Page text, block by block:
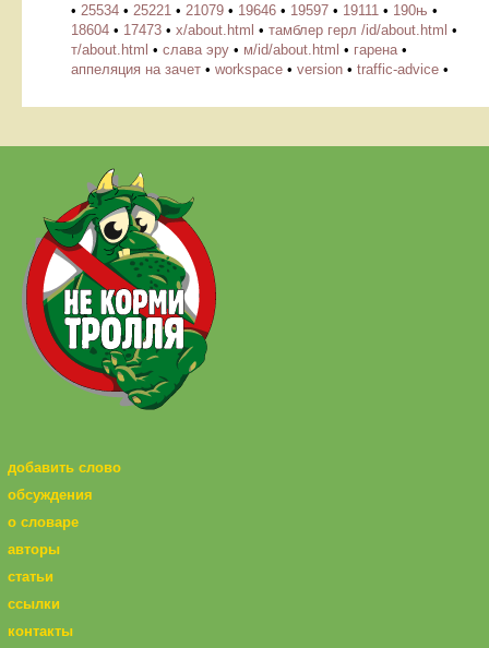
• 25534 • 25221 • 21079 • 19646 • 19597 • 19111 • 190њ •
18604 • 17473 • х/about.html • тамблер герл /id/about.html •
т/about.html • слава эру • м/id/about.html • гарена •
аппеляция на зачет • workspace • version • traffic-advice •
добавить слово
обсуждения
о словаре
авторы
статьи
ссылки
контакты